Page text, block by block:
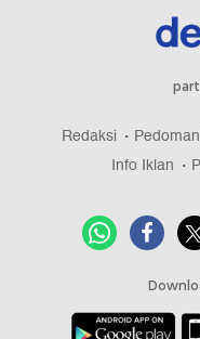
Redaksi
Info Iklan